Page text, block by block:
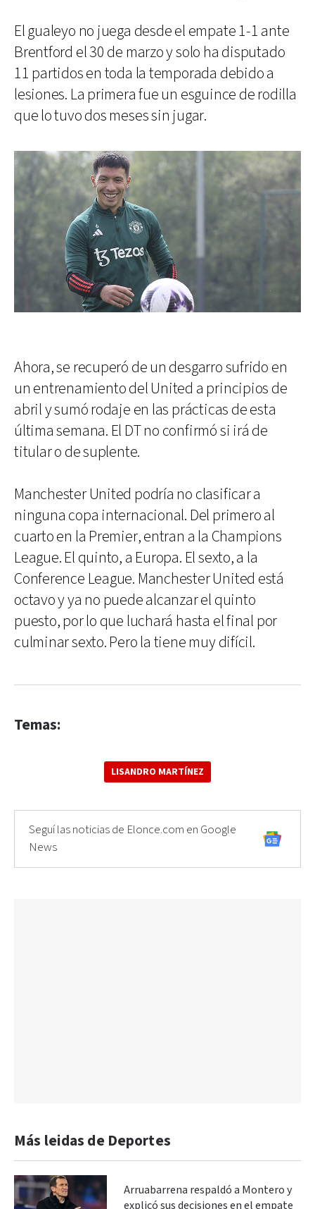
El gualeyo no juega desde el empate 1-1 ante
Brentford el 30 de marzo y solo ha disputado
11 partidos en toda la temporada debido a
lesiones. La primera fue un esguince de rodilla
que lo tuvo dos meses sin jugar.
Ahora, se recuperó de un desgarro sufrido en
un entrenamiento del United a principios de
abril y sumó rodaje en las prácticas de esta
última semana. El DT no confirmó si irá de
titular o de suplente.
Manchester United podría no clasificar a
ninguna copa internacional. Del primero al
cuarto en la Premier, entran a la Champions
League. El quinto, a Europa. El sexto, a la
Conference League. Manchester United está
octavo y ya no puede alcanzar el quinto
puesto, por lo que luchará hasta el final por
culminar sexto. Pero la tiene muy difícil.
Temas:
LISANDRO MARTÍNEZ
Seguí las noticias de Elonce.com en Google
News
Más leidas de Deportes
Arruabarrena respaldó a Montero y